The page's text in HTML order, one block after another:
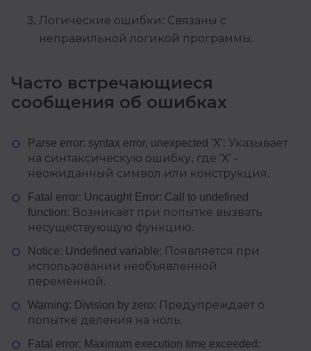
Логические ошибки: Связаны с
неправильной логикой программы.
Часто встречающиеся
сообщения об ошибках
Parse error: syntax error, unexpected 'X': Указывает
на синтаксическую ошибку, где 'X' -
неожиданный символ или конструкция.
Fatal error: Uncaught Error: Call to undefined
function: Возникает при попытке вызвать
несуществующую функцию.
Notice: Undefined variable: Появляется при
использовании необъявленной
переменной.
Warning: Division by zero: Предупреждает о
попытке деления на ноль.
Fatal error: Maximum execution time exceeded: